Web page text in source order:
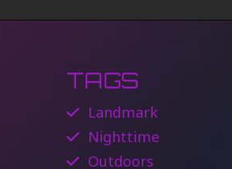
TAGS
Landmark
Nighttime
Outdoors